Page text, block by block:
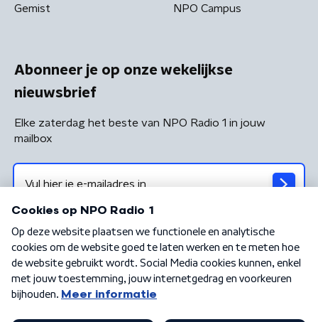
Gemist NPO Campus
Abonneer je op onze wekelijkse
nieuwsbrief
Elke zaterdag het beste van NPO Radio 1 in jouw
mailbox
Algemene voorwaarden